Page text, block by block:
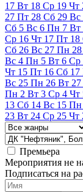
17 Вт 18 Ср 19 Чт
27 Пт 28 Сб 29 Вс
Сб 5 Вс 6 Пн 7 Вт
Ср 16 Чт 17 Пт 18
Сб 26 Вс 27 Пн 28
Вс 4 Пн 5 Вт 6 Ср
Чт 15 Пт 16 Сб 17
Вс 25 Пн 26 Вт 27
Пн 2 Вт 3 Ср 4 Чт
13 Сб 14 Вс 15 Пн
23 Вт 24 Ср 25 Чт
Премьера
Мероприятия не
Подписаться на